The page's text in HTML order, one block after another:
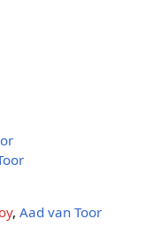
,Aad van Toor